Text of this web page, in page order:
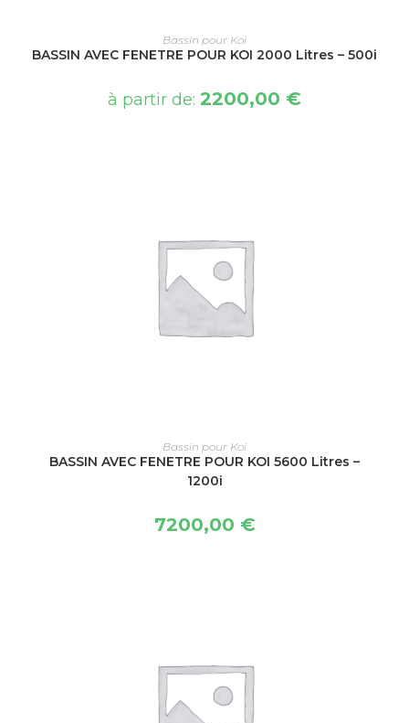
CHOIX DES OPTIONS
Bassin pour Koi
BASSIN AVEC FENETRE POUR KOI 2000 Litres – 500i
à partir de: 2200,00 €
AJOUTER AU PANIER
Bassin pour Koi
BASSIN AVEC FENETRE POUR KOI 5600 Litres –
1200i
7200,00 €